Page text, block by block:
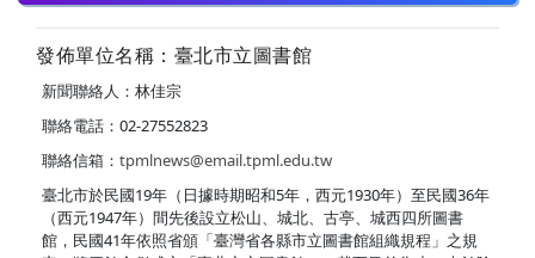
發佈單位名稱：臺北市立圖書館
新聞聯絡人：林佳宗
聯絡電話：02-27552823
聯絡信箱： tpmlnews@email.tpml.edu.tw
臺北市於民國19年（日據時期昭和5年，西元1930年）至民國36年
（西元1947年）間先後設立松山、城北、古亭、城西四所圖書
館，民國41年依照省頒「臺灣省各縣市立圖書館組織規程」之規